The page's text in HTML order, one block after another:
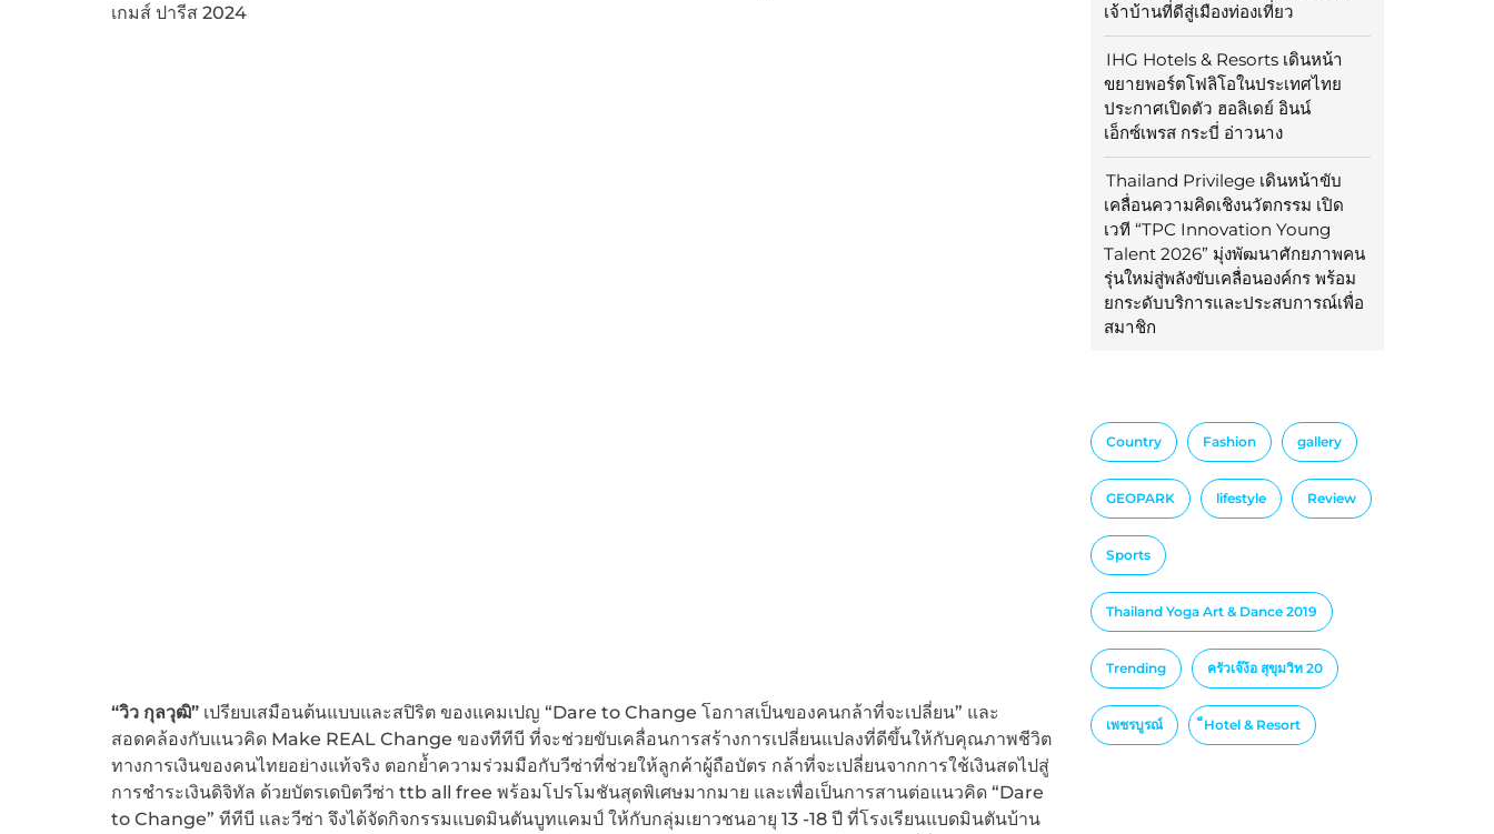
เจ้าบ้านที่ดีสู่เมืองท่องเที่ยว
IHG Hotels & Resorts เดินหน้า
ขยายพอร์ตโฟลิโอในประเทศไทย
ประกาศเปิดตัว ฮอลิเดย์ อินน์
เอ็กซ์เพรส กระบี่ อ่าวนาง
Thailand Privilege เดินหน้าขับ
เคลื่อนความคิดเชิงนวัตกรรม เปิด
เวที “TPC Innovation Young
Talent 2026” มุ่งพัฒนาศักยภาพคน
รุ่นใหม่สู่พลังขับเคลื่อนองค์กร พร้อม
ยกระดับบริการและประสบการณ์เพื่อ
สมาชิก
Country Fashion gallery
GEOPARK lifestyle Review
Sports
Thailand Yoga Art & Dance 2019
Trending ครัวเจ๊ง้อ สุขุมวิท 20
เพชรบูรณ์ ็Hotel & Resort
เกมส์ ปารีส 2024
“วิว กุลวุฒิ”เปรียบเสมือนต้นแบบและสปิริต ของแคมเปญ “Dare to Change โอกาสเป็นของคนกล้าที่จะเปลี่ยน” และ
สอดคล้องกับแนวคิด Make REAL Change ของทีทีบี ที่จะช่วยขับเคลื่อนการสร้างการเปลี่ยนแปลงที่ดีขึ้นให้กับคุณภาพชีวิต
ทางการเงินของคนไทยอย่างแท้จริง ตอกย้ำความร่วมมือกับวีซ่าที่ช่วยให้ลูกค้าผู้ถือบัตร กล้าที่จะเปลี่ยนจากการใช้เงินสดไปสู่
การชำระเงินดิจิทัล ด้วยบัตรเดบิตวีซ่า ttb all free พร้อมโปรโมชันสุดพิเศษมากมาย และเพื่อเป็นการสานต่อแนวคิด “Dare
to Change” ทีทีบี และวีซ่า จึงได้จัดกิจกรรมแบดมินตันบูทแคมป์ ให้กับกลุ่มเยาวชนอายุ 13 -18 ปี ที่โรงเรียนแบดมินตันบ้าน